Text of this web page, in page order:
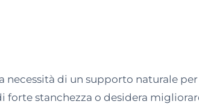
di un supporto naturale per
stanchezza o desidera